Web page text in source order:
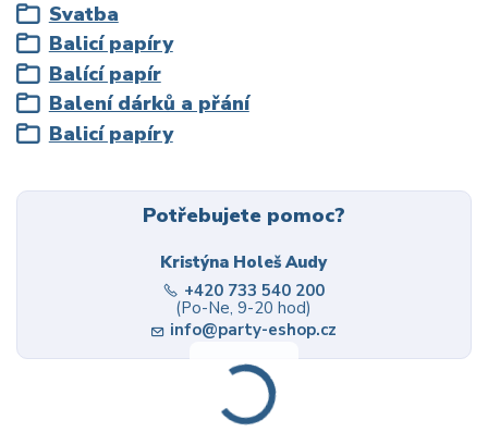
Svatba
Balicí papíry
Balící papír
Balení dárků a přání
Balicí papíry
Potřebujete pomoc?
Kristýna Holeš Audy
+420 733 540 200
(Po-Ne, 9-20 hod)
info@party-eshop.cz